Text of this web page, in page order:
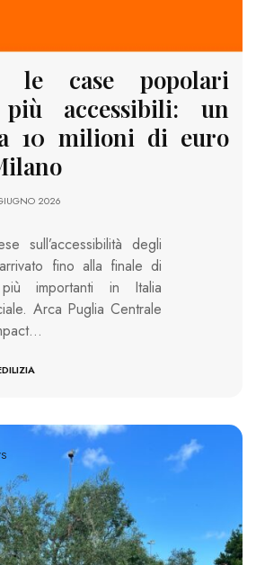
le case popolari
più accessibili: un
10 milioni di euro
2026
sull’accessibilità degli
fino alla finale di
importanti in Italia
Arca Puglia Centrale